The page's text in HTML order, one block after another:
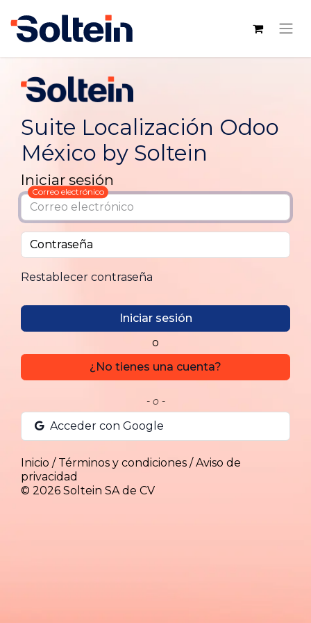
Suite Localización Odoo
México by Soltein
Iniciar sesión
Correo electrónico
Contraseña
Restablecer contraseña
Iniciar sesión
o
¿No tienes una cuenta?
- o -
Acceder con Google
Inicio / Términos y condiciones /Aviso de
privacidad
© 2026 Soltein SA de CV